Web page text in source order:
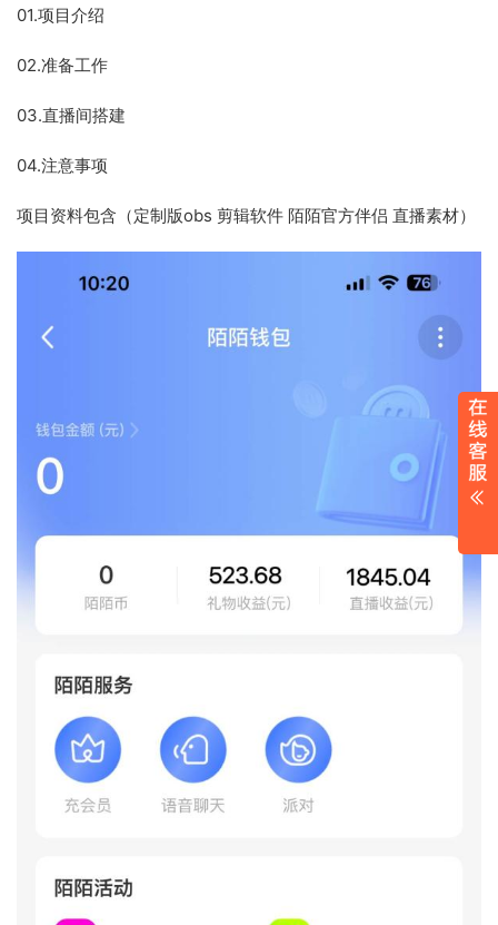
01.项目介绍
02.准备工作
03.直播间搭建
04.注意事项
项目资料包含（定制版obs 剪辑软件 陌陌官方伴侣 直播素材）